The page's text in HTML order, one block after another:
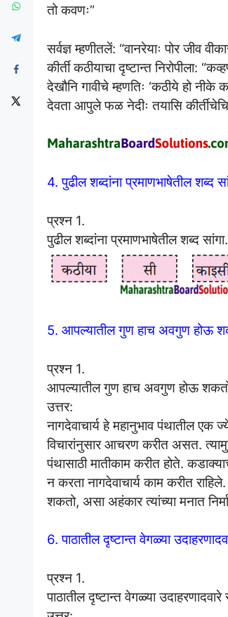
तो कवणः”
सर्वज्ञ म्हणीतलें: “वानरेयाः पोर जीव
कीर्ती कठीयाचा दृष्टान्त निरोपीला:
देखौनि गावीचे म्हणतिः ‘कठीये हो
देवता आपुले फळ नेदीः तयासि
4. पुढील शब्दांना प्रमाणभाषेतील शब्द
प्रश्न 1.
पुढील शब्दांना प्रमाणभाषेतील शब्द सांगा.
5. आपल्यातील गुण हाच अवगुण होऊ
प्रश्न 1.
आपल्यातील गुण हाच अवगुण होऊ शकतो,
उत्तर:
नागदेवाचार्य हे महानुभाव पंथातील एक
विचारांनुसार आचरण करीत असत.
पंथासाठी मातीकाम करीत होते.
न करता नागदेवाचार्य काम करीत
शकतो, असा अहंकार त्यांच्या मनात
6. पाठातील दृष्टान्त वेगळ्या
प्रश्न 1.
पाठातील दृष्टान्त वेगळ्या उदाहरणादवारे